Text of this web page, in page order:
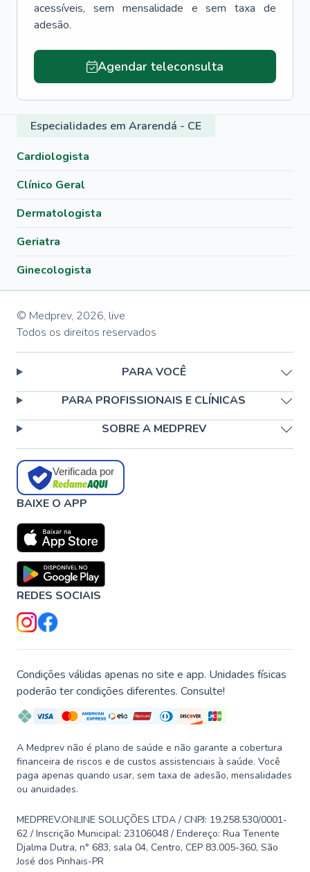
acessíveis, sem mensalidade e sem taxa de
adesão.
Agendar teleconsulta
Especialidades em Ararendá - CE
Cardiologista
Clínico Geral
Dermatologista
Geriatra
Ginecologista
© Medprev, 2026, live
Todos os direitos reservados
PARA VOCÊ
PARA PROFISSIONAIS E CLÍNICAS
SOBRE A MEDPREV
Verificada por
BAIXE O APP
REDES SOCIAIS
Condições válidas apenas no site e app. Unidades físicas
poderão ter condições diferentes. Consulte!
A Medprev não é plano de saúde e não garante a cobertura
financeira de riscos e de custos assistenciais à saúde. Você
paga apenas quando usar, sem taxa de adesão, mensalidades
ou anuidades.
MEDPREV.ONLINE SOLUÇÕES LTDA / CNPJ: 19.258.530/0001-
62 / Inscrição Municipal: 23106048 / Endereço: Rua Tenente
Djalma Dutra, n° 683, sala 04, Centro, CEP 83.005-360, São
José dos Pinhais-PR